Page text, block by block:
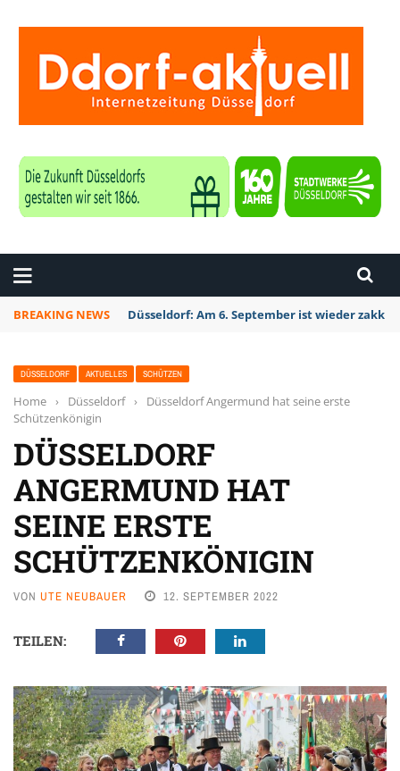
BREAKING NEWS Düsseldorf Kalkum: Bei
DÜSSELDORF AKTUELLES SCHÜTZEN
Home › Düsseldorf ›
Düsseldorf Angermund hat seine erste
Schützenkönigin
DÜSSELDORF
ANGERMUND HAT
SEINE ERSTE
SCHÜTZENKÖNIGIN
VON UTE NEUBAUER 12. SEPTEMBER 2022
TEILEN: